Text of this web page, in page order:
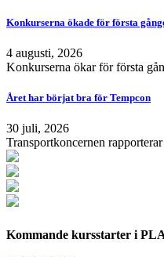
Konkurserna ökade för första
4 augusti, 2026
Konkurserna ökar för första
Året har börjat bra för Tempcon
30 juli, 2026
Transportkoncernen
Kommande kursstarter i